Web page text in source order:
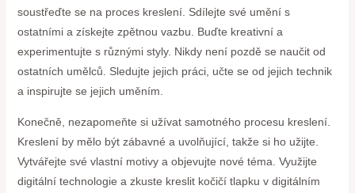
soustřeďte se na proces kreslení. Sdílejte své umění s
ostatními a získejte zpětnou vazbu. Buďte kreativní a
experimentujte s různými styly. Nikdy není pozdě se naučit od
ostatních umělců. Sledujte jejich práci, učte se od jejich technik
a inspirujte se jejich uměním.
Konečně, nezapomeňte si užívat samotného procesu kreslení.
Kreslení by mělo být zábavné a uvolňující, takže si ho užijte.
Vytvářejte své vlastní motivy a objevujte nové téma. Využijte
digitální technologie a zkuste kreslit kočičí tlapku v digitálním